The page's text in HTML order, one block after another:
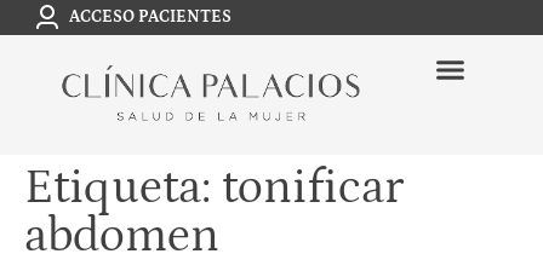
ACCESO PACIENTES
Etiqueta: tonificar
abdomen